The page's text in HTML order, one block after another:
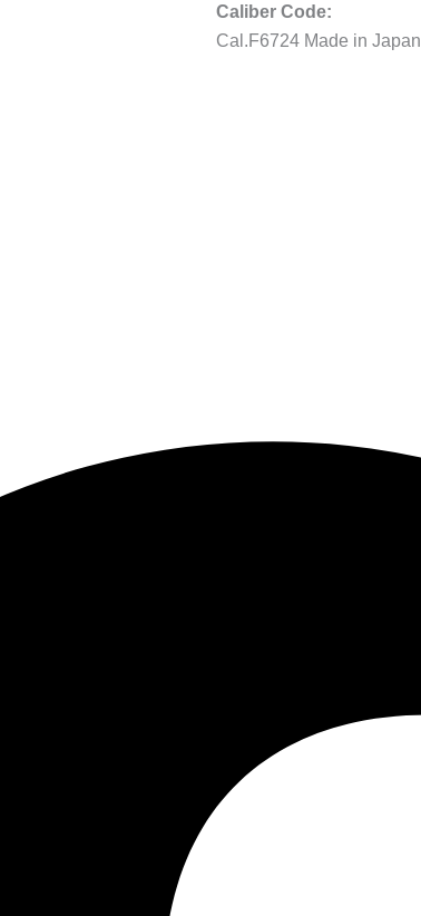
Caliber Code:
Cal.F6724 Made in Japan